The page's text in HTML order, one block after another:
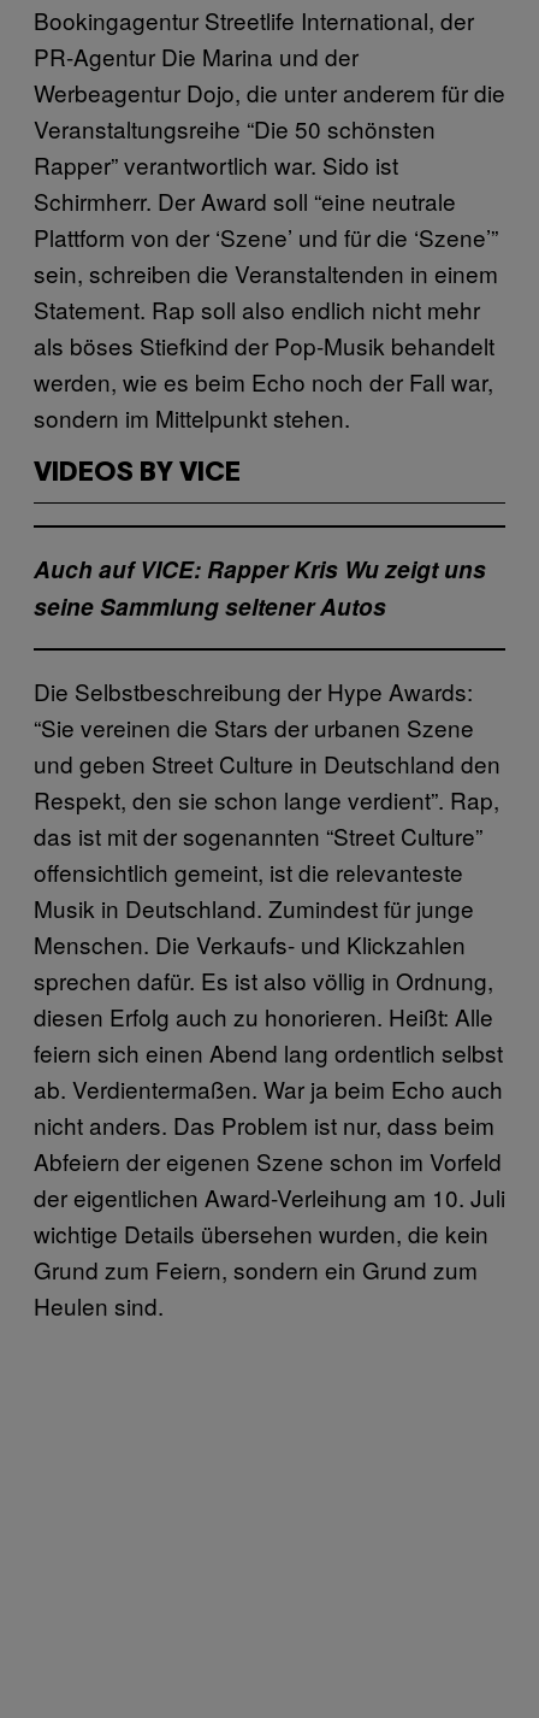
Bookingagentur Streetlife International, der
PR-Agentur Die Marina und der
Werbeagentur Dojo, die unter anderem für die
Veranstaltungsreihe “Die 50 schönsten
Rapper” verantwortlich war. Sido ist
Schirmherr. Der Award soll “eine neutrale
Plattform von der ‘Szene’ und für die ‘Szene’”
sein, schreiben die Veranstaltenden in einem
Statement. Rap soll also endlich nicht mehr
als böses Stiefkind der Pop-Musik behandelt
werden, wie es beim Echo noch der Fall war,
sondern im Mittelpunkt stehen.
VIDEOS BY VICE
Auch auf VICE: Rapper Kris Wu zeigt uns
seine Sammlung seltener Autos
Die Selbstbeschreibung der Hype Awards:
“Sie vereinen die Stars der urbanen Szene
und geben Street Culture in Deutschland den
Respekt, den sie schon lange verdient”. Rap,
das ist mit der sogenannten “Street Culture”
offensichtlich gemeint, ist die relevanteste
Musik in Deutschland. Zumindest für junge
Menschen. Die Verkaufs- und Klickzahlen
sprechen dafür. Es ist also völlig in Ordnung,
diesen Erfolg auch zu honorieren. Heißt: Alle
feiern sich einen Abend lang ordentlich selbst
ab. Verdientermaßen. War ja beim Echo auch
nicht anders. Das Problem ist nur, dass beim
Abfeiern der eigenen Szene schon im Vorfeld
der eigentlichen Award-Verleihung am 10. Juli
wichtige Details übersehen wurden, die kein
Grund zum Feiern, sondern ein Grund zum
Heulen sind.